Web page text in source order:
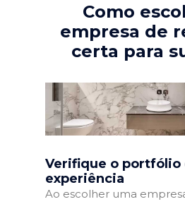
Como
empresa de
certa para
Verifique o portfólio
experiência
Ao escolher uma